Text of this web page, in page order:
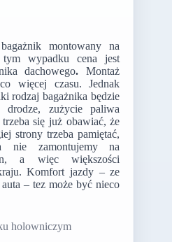
montowany na
wypadku cena jest
dachowego.Montaż
więcej czasu. Jednak
rodzaj bagażnika będzie
drodze, zużycie paliwa
się już obawiać, że
strony trzeba pamiętać,
nie zamontujemy na
a więc większości
Komfort jazdy – ze
– tez może być nieco
holowniczym